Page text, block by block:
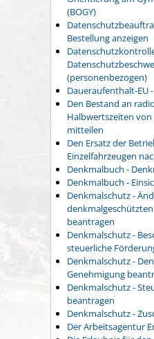
(BOGY)
Bestellung anzeigen
(personenbezogen)
Daueraufenthalt-EU
Den Bestand an
Halbwertszeiten von
mitteilen
Den Ersatz der
Einzelfahrzeugen
Denkmalbuch -
Denkmalbuch -
Denkmalschutz -
beantragen
Denkmalschutz -
steuerliche
Denkmalschutz -
Genehmigung
Denkmalschutz -
beantragen
Denkmalschutz -
Der Arbeitsagentur